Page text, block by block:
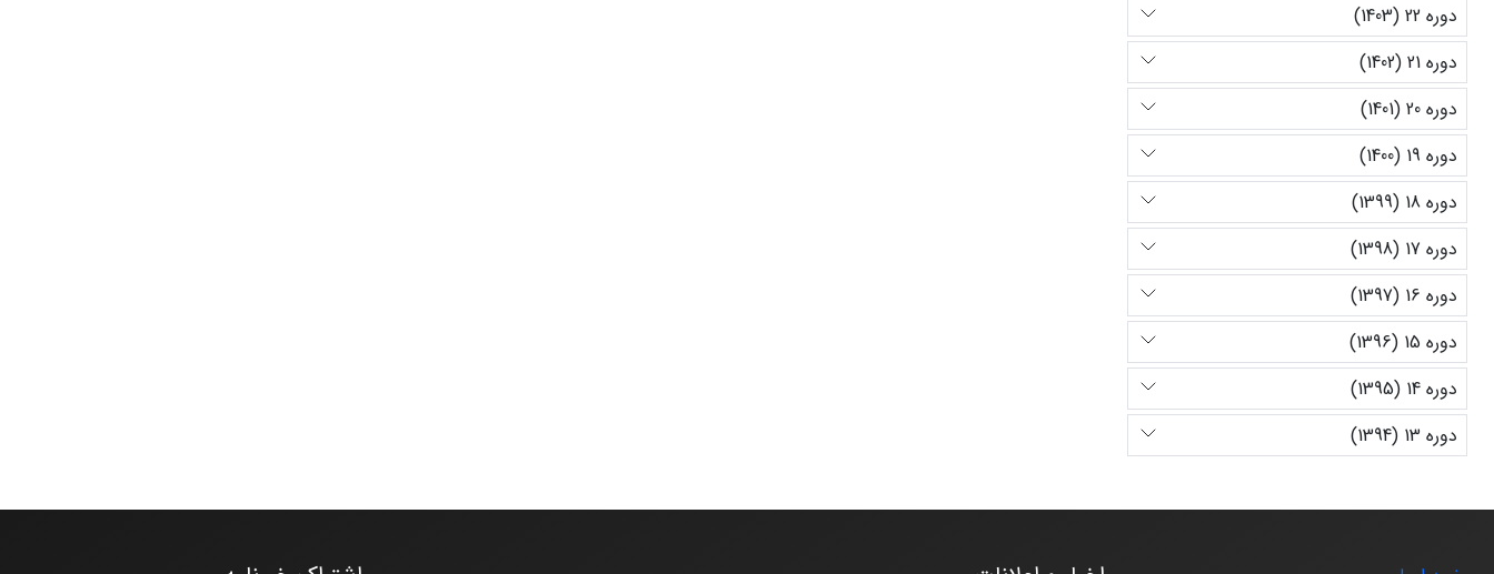
دوره 22 (1403)
دوره 21 (1402)
دوره 20 (1401)
دوره 19 (1400)
دوره 18 (1399)
دوره 17 (1398)
دوره 16 (1397)
دوره 15 (1396)
دوره 14 (1395)
دوره 13 (1394)